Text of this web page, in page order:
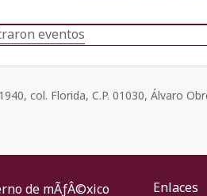
eventos
col. Florida, C.P. 01030, Álvaro
Enlaces